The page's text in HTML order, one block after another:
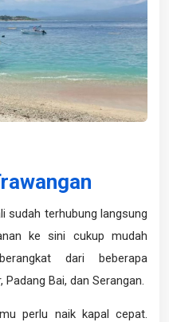
sudah terhubung langsung
ke sini cukup mudah
dari beberapa
Bai, dan Serangan.
perlu naik kapal cepat.